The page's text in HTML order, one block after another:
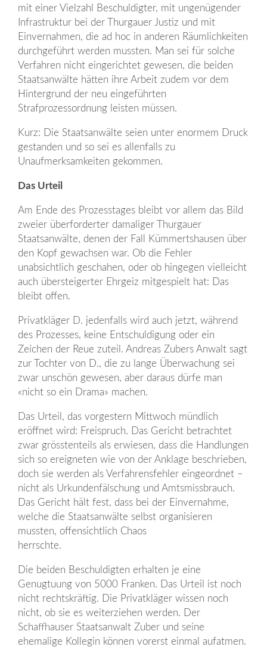
mit einer Vielzahl Beschuldigter, mit ungenügender
Infrastruktur bei der Thurgauer Justiz und mit
Einvernahmen, die ad hoc in anderen Räumlichkeiten
durchgeführt werden mussten. Man sei für solche
Verfahren nicht eingerichtet gewesen, die beiden
Staatsanwälte hätten ihre Arbeit zudem vor dem
Hintergrund der neu eingeführten
Strafprozessordnung leisten müssen.
Kurz: Die Staatsanwälte seien unter enormem Druck
gestanden und so sei es allenfalls zu
Unaufmerksamkeiten gekommen.
Das Urteil
Am Ende des Prozesstages bleibt vor allem das Bild
zweier überforderter damaliger Thurgauer
Staatsanwälte, denen der Fall Kümmertshausen über
den Kopf gewachsen war. Ob die Fehler
unabsichtlich geschahen, oder ob hingegen vielleicht
auch übersteigerter Ehrgeiz mitgespielt hat: Das
bleibt offen.
Privatkläger D. jedenfalls wird auch jetzt, während
des Prozesses, keine Entschuldigung oder ein
Zeichen der Reue zuteil. Andreas Zubers Anwalt sagt
zur Tochter von D., die zu lange Überwachung sei
zwar unschön gewesen, aber daraus dürfe man
«nicht so ein Drama» machen.
Das Urteil, das vorgestern Mittwoch mündlich
eröffnet wird: Freispruch. Das Gericht betrachtet
zwar grösstenteils als erwiesen, dass die Handlungen
sich so ereigneten wie von der Anklage beschrieben,
doch sie werden als Verfahrensfehler eingeordnet –
nicht als Urkundenfälschung und Amtsmissbrauch.
Das Gericht hält fest, dass bei der Einvernahme,
welche die Staatsanwälte selbst organisieren
mussten, offensichtlich Chaos
herrschte.
Die beiden Beschuldigten erhalten je eine
Genugtuung von 5000 Franken. Das Urteil ist noch
nicht rechtskräftig. Die Privatkläger wissen noch
nicht, ob sie es weiterziehen werden. Der
Schaffhauser Staatsanwalt Zuber und seine
ehemalige Kollegin können vorerst einmal aufatmen.